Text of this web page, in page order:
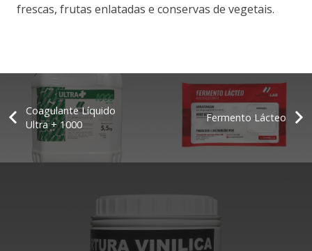
frescas, frutas enlatadas e conservas de vegetais.
Coagulante Líquido
Ultra + 1000
Fermento Lácteo